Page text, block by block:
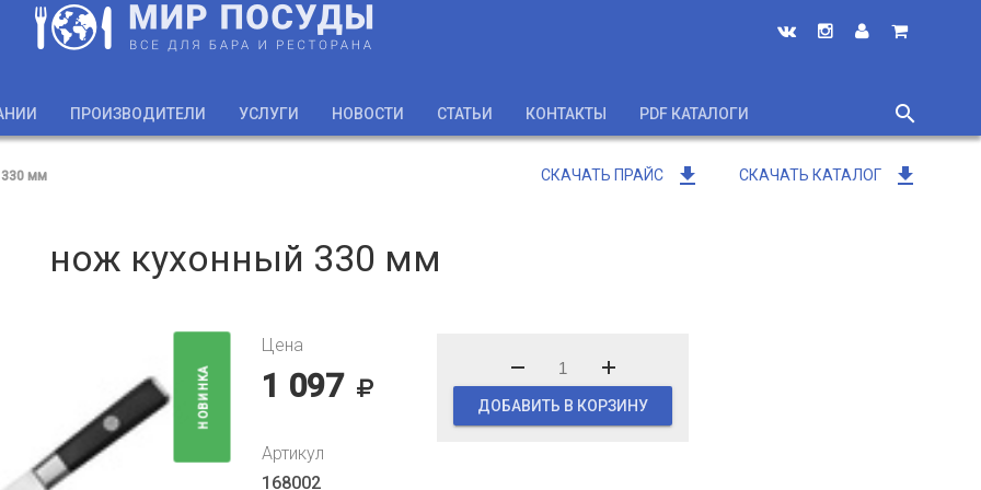
ПРОИЗВОДИТЕЛИ УСЛУГИ НОВОСТИ СТАТЬИ КОНТАКТЫ PDF КАТАЛОГИ
search
close
СКАЧАТЬ ПРАЙС get_app СКАЧАТЬ КАТАЛОГ get_app
330 мм
нож кухонный 330 мм
НОВИНКА
Цена
1 097
ДОБАВИТЬ В КОРЗИНУ
Артикул
168002